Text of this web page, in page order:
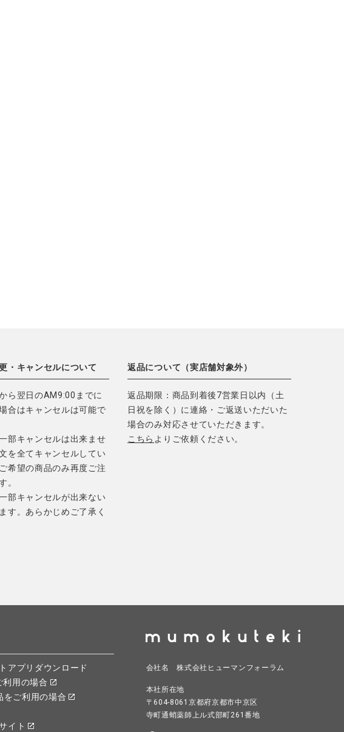
・キャンセルについて
ら翌日のAM9:00までに
合はキャンセルは可能で
部キャンセルは出来ませ
を全てキャンセルしてい
希望の商品のみ再度ご注
。
部キャンセルが出来ない
す。あらかじめご了承く
返品について（実店舗対象外）
返品期限：商品到着後7営業日以内（土
日祝を除く）に連絡・ご返送いただいた
場合のみ対応させていただきます。
こちら よりご依頼ください。
アプリダウンロード
利用の場合
をご利用の場合
イト
会社名 株式会社ヒューマンフォーラム
本社所在地
〒604-8061京都府京都市中京区
寺町通蛸薬師上ル式部町261番地